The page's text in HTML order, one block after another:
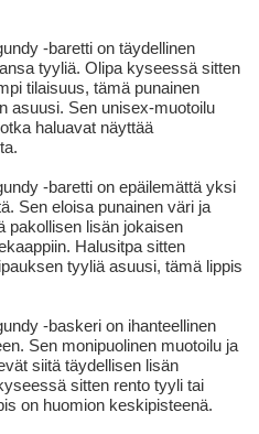
-baretti on täydellinen
tyyliä. Olipa kyseessä sitten
tilaisuus, tämä punainen
asuusi. Sen unisex-muotoilu
haluavat näyttää
-baretti on epäilemättä yksi
Sen eloisa punainen väri ja
pakollisen lisän jokaisen
Halusitpa sitten
tyyliä asuusi, tämä lippis
-baskeri on ihanteellinen
Sen monipuolinen muotoilu ja
siitä täydellisen lisän
sitten rento tyyli tai
on huomion keskipisteenä.